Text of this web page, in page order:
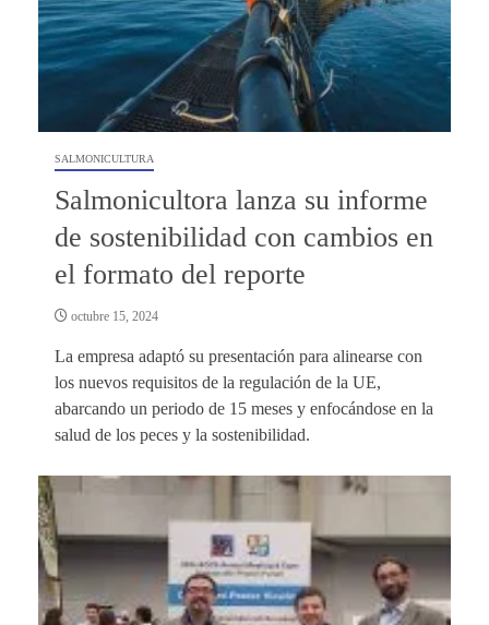
SALMONICULTURA
Salmonicultora lanza su informe
de sostenibilidad con cambios en
el formato del reporte
octubre 15, 2024
La empresa adaptó su presentación para alinearse con
los nuevos requisitos de la regulación de la UE,
abarcando un periodo de 15 meses y enfocándose en la
salud de los peces y la sostenibilidad.